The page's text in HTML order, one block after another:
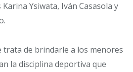
Ysiwata, Iván Casasola y
trata de brindarle a los menores
la disciplina deportiva que